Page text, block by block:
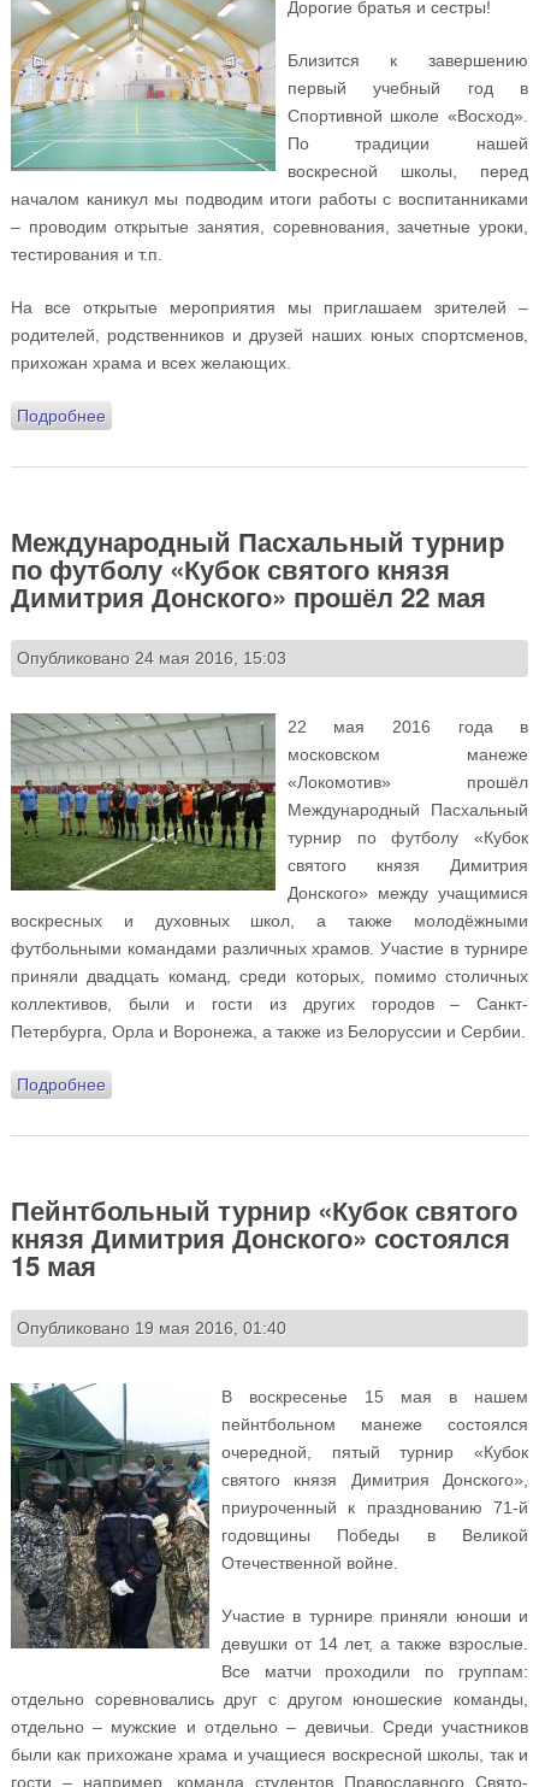
Дорогие братья и сестры!
Близится к завершению
первый учебный год в
Спортивной школе «Восход».
По традиции нашей
воскресной школы, перед
началом каникул мы подводим итоги работы с воспитанниками
– проводим открытые занятия, соревнования, зачетные уроки,
тестирования и т.п.
На все открытые мероприятия мы приглашаем зрителей –
родителей, родственников и друзей наших юных спортсменов,
прихожан храма и всех желающих.
Подробнеео Воскресная спортивная школа «Восход»
Международный Пасхальный турнир
по футболу «Кубок святого князя
Димитрия Донского» прошёл 22 мая
Опубликовано 24 мая 2016, 15:03
22 мая 2016 года в
московском манеже
«Локомотив» прошёл
Международный Пасхальный
турнир по футболу «Кубок
святого князя Димитрия
Донского» между учащимися
воскресных и духовных школ, а также молодёжными
футбольными командами различных храмов. Участие в турнире
приняли двадцать команд, среди которых, помимо столичных
коллективов, были и гости из других городов – Санкт-
Петербурга, Орла и Воронежа, а также из Белоруссии и Сербии.
Подробнеео Международный Пасхальный турнир по футболу
мая
Пейнтбольный турнир «Кубок святого
князя Димитрия Донского» состоялся
15 мая
Опубликовано 19 мая 2016, 01:40
В воскресенье 15 мая в нашем
пейнтбольном манеже состоялся
очередной, пятый турнир «Кубок
святого князя Димитрия Донского»,
приуроченный к празднованию 71-й
годовщины Победы в Великой
Отечественной войне.
Участие в турнире приняли юноши и
девушки от 14 лет, а также взрослые.
Все матчи проходили по группам:
отдельно соревновались друг с другом юношеские команды,
отдельно – мужские и отдельно – девичьи. Среди участников
были как прихожане храма и учащиеся воскресной школы, так и
гости – например, команда студентов Православного Свято-